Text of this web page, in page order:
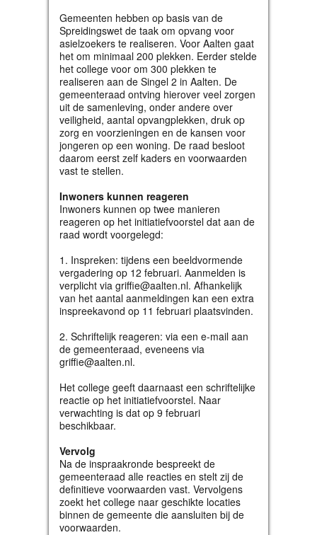
Gemeenten hebben op basis van de
Spreidingswet de taak om opvang voor
asielzoekers te realiseren. Voor Aalten gaat
het om minimaal 200 plekken. Eerder stelde
het college voor om 300 plekken te
realiseren aan de Singel 2 in Aalten. De
gemeenteraad ontving hierover veel zorgen
uit de samenleving, onder andere over
veiligheid, aantal opvangplekken, druk op
zorg en voorzieningen en de kansen voor
jongeren op een woning. De raad besloot
daarom eerst zelf kaders en voorwaarden
vast te stellen.
Inwoners kunnen reageren
Inwoners kunnen op twee manieren
reageren op het initiatiefvoorstel dat aan de
raad wordt voorgelegd:
1. Inspreken: tijdens een beeldvormende
vergadering op 12 februari. Aanmelden is
verplicht via griffie@aalten.nl. Afhankelijk
van het aantal aanmeldingen kan een extra
inspreekavond op 11 februari plaatsvinden.
2. Schriftelijk reageren: via een e-mail aan
de gemeenteraad, eveneens via
griffie@aalten.nl.
Het college geeft daarnaast een schriftelijke
reactie op het initiatiefvoorstel. Naar
verwachting is dat op 9 februari
beschikbaar.
Vervolg
Na de inspraakronde bespreekt de
gemeenteraad alle reacties en stelt zij de
definitieve voorwaarden vast. Vervolgens
zoekt het college naar geschikte locaties
binnen de gemeente die aansluiten bij de
voorwaarden.